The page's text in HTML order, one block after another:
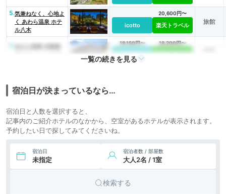
5.気兼ねなく、心地よ
く あわら温泉 ホテ
ル八木
icotto
20,600円〜
楽天トラベル 旅館
18,150円〜
icotto
18,200円〜
楽天トラベル
ート&ホテル
9.越前海岸 玉川の宿
岩本屋
icotto 楽天トラベル
旅館
越前海岸 はまゆう
13,200円〜
旅館
一覧の続きを見る
宿泊日が決まっているなら…
宿泊日と人数を選択すると、
記事内のご紹介ホテルのなかから、空室があるホテルが表示されます。
予約したい日で探してみてくださいね。
宿泊日
未指定
宿泊者数 / 部屋数
大人2名 / 1室
検索する